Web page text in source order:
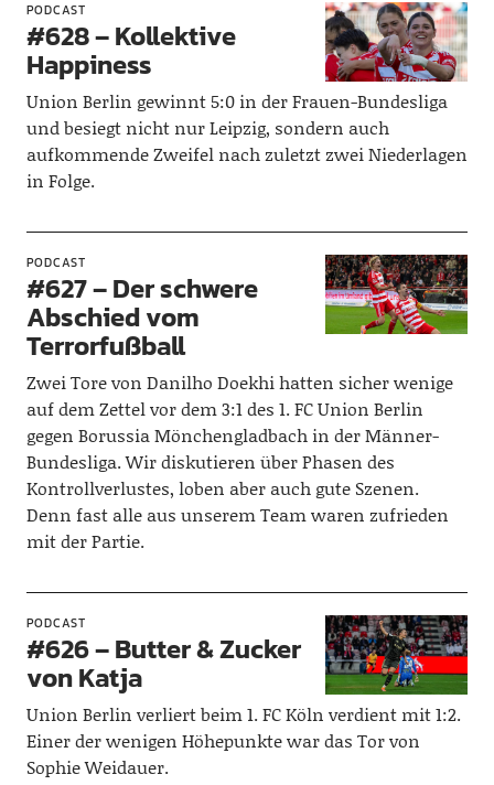
PODCAST
#628 – Kollektive
Happiness
Union Berlin gewinnt 5:0 in der Frauen-Bundesliga
und besiegt nicht nur Leipzig, sondern auch
aufkommende Zweifel nach zuletzt zwei Niederlagen
in Folge.
PODCAST
#627 – Der schwere
Abschied vom
Terrorfußball
Zwei Tore von Danilho Doekhi hatten sicher wenige
auf dem Zettel vor dem 3:1 des 1. FC Union Berlin
gegen Borussia Mönchengladbach in der Männer-
Bundesliga. Wir diskutieren über Phasen des
Kontrollverlustes, loben aber auch gute Szenen.
Denn fast alle aus unserem Team waren zufrieden
mit der Partie.
PODCAST
#626 – Butter & Zucker
von Katja
Union Berlin verliert beim 1. FC Köln verdient mit 1:2.
Einer der wenigen Höhepunkte war das Tor von
Sophie Weidauer.